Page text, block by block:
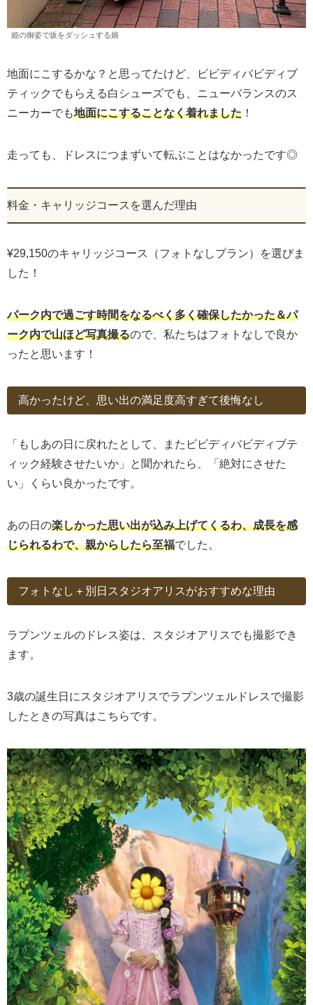
姫の御姿で坂をダッシュする娘
地面にこするかな？と思ってたけど、ビビディバビディブ
ティックでもらえる白シューズでも、ニューバランスのス
ニーカーでも地面にこすることなく着れました ！
走っても、ドレスにつまずいて転ぶことはなかったです◎
料金・キャリッジコースを選んだ理由
¥29,150のキャリッジコース（フォトなしプラン）を選びま
した！
パーク内で過ごす時間をなるべく多く確保したかった＆パ
ーク内で山ほど写真撮るので、私たちはフォトなしで良か
ったと思います！
高かったけど、思い出の満足度高すぎて後悔なし
「もしあの日に戻れたとして、またビビディバビディブテ
ィック経験させたいか」と聞かれたら、「絶対にさせた
い」くらい良かったです。
あの日の楽しかった思い出が込み上げてくるわ、成長を感
じられるわで、親からしたら至福でした。
フォトなし＋別日スタジオアリスがおすすめな理由
ラプンツェルのドレス姿は、スタジオアリスでも撮影でき
ます。
3歳の誕生日にスタジオアリスでラプンツェルドレスで撮影
したときの写真はこちらです。